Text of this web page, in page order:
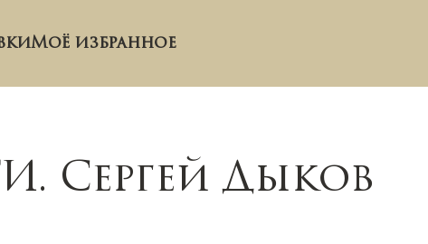
Моё избранное
Сергей Дыков